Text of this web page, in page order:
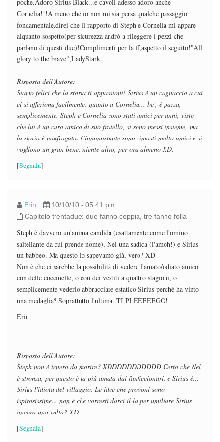
poche.Adoro Sirius Black...e cavoli adesso adoro anche
Cornelia!!!A meno che io non mi sia persa qualche passaggio
fondamentale,direi che il rapporto di Steph e Cornelia mi appare
alquanto sospetto(per sicurezza andrò a rileggere i pezzi che
parlano di questi due)!Complimenti per la ff,aspetto il seguito!"All
glory to the brave",LadyStark.
Risposta dell'Autore:
Siamo felici che la storia ti appassioni! Sirius è un cagnaccio a cui
ci si affeziona facilmente, quanto a Cornelia... be', è pazza,
semplicemente. Steph e Cornelia sono stati amici per anni, visto
che lui è un caro amico di suo fratello, si sono messi insieme, ma
la storia è naufragata. Ciononostante sono rimasti molto amici e si
vogliono un gran bene, niente altro, per ora almeno XD.
[Segnala]
Erin
10/10/10 - 05:41 pm
Capitolo trentadue: due fanno coppia, tre fanno folla
Steph è davvero un'anima candida (esattamente come l'omino
saltellante da cui prende nome), Nel una sadica (l'amoh!) e Sirius
un babbeo. Ma questo lo sapevamo già, vero? XD
Non è che ci sarebbe la possibilità di vedere l'amato/odiato amico
con delle coccinelle, o con dei vestiti a quattro stagioni, o
semplicemente vederlo abbracciare estatico Sirius perché ha vinto
una medaglia? Soprattutto l'ultima. TI PLEEEEEGO!
Erin
Risposta dell'Autore:
Steph non è tenero da morire? XDDDDDDDDDDD Certo che Nel
è stronza, per questo è la più amata dai fanficcionari, e Sirius è...
Sirius l'idiota del villaggio. Le idee che proponi sono
ispirosissime... non è che vorresti darci il la per umiliare Sirius
ancora una volta? XD
[Segnala]